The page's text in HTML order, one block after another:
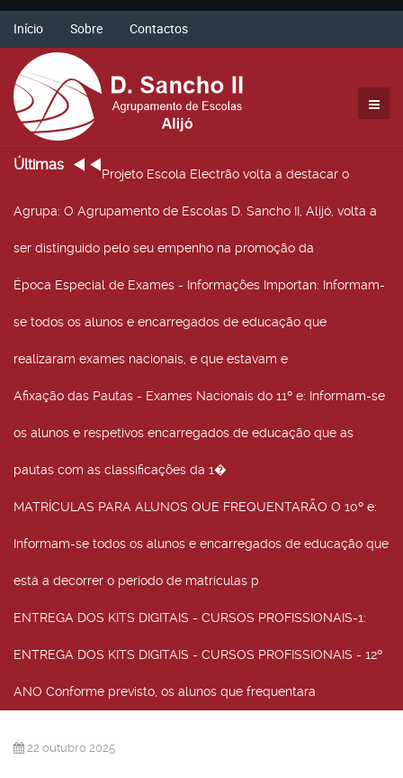
Início Sobre Contactos
Últimas
Projeto Escola Electrão volta a destacar o
Agrupa: O Agrupamento de Escolas D. Sancho II, Alijó, volta a
ser distinguido pelo seu empenho na promoção da
Época Especial de Exames - Informações Importan: Informam-
se todos os alunos e encarregados de educação que
realizaram exames nacionais, e que estavam e
Afixação das Pautas - Exames Nacionais do 11º e: Informam-se
os alunos e respetivos encarregados de educação que as
pautas com as classificações da 1�
MATRÍCULAS PARA ALUNOS QUE FREQUENTARÃO O 10º e:
Informam-se todos os alunos e encarregados de educação que
está a decorrer o período de matrículas p
ENTREGA DOS KITS DIGITAIS - CURSOS PROFISSIONAIS-1:
ENTREGA DOS KITS DIGITAIS - CURSOS PROFISSIONAIS - 12º
ANO Conforme previsto, os alunos que frequentara
22 outubro 2025